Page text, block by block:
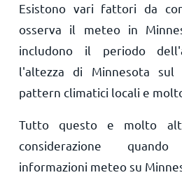
Esistono vari fattori da
osserva il meteo in
includono il periodo
l'altezza di Minnesota
pattern climatici locali e
Tutto questo e molto
considerazione
informazioni meteo su